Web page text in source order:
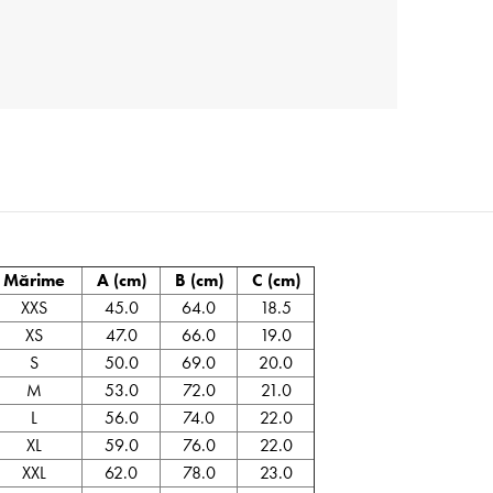
Mărime A (cm) B (cm)
C (cm)
XXS
45.0 64.0
18.5
XS
47.0 66.0
19.0
S
50.0 69.0
20.0
M
53.0 72.0
21.0
L
56.0 74.0
22.0
XL
59.0 76.0
22.0
XXL
62.0 78.0
23.0